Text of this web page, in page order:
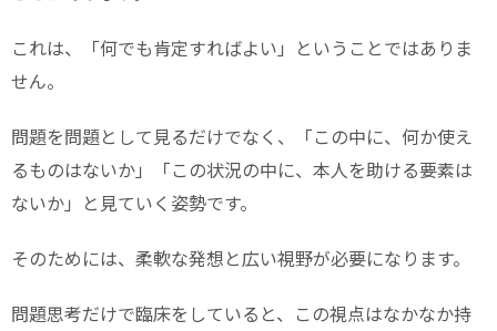
これは、「何でも肯定すればよい」ということではありま
せん。
問題を問題として見るだけでなく、「この中に、何か使え
るものはないか」「この状況の中に、本人を助ける要素は
ないか」と見ていく姿勢です。
そのためには、柔軟な発想と広い視野が必要になります。
問題思考だけで臨床をしていると、この視点はなかなか持